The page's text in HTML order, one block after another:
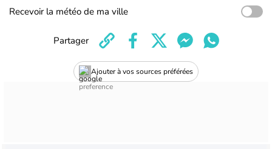
Recevoir la météo de ma ville
Ajouter à vos sources préférées
Partager